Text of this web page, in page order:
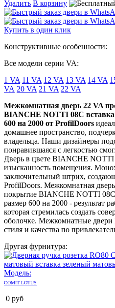
Удалить В корзину
Купить в один клик
Конструктивные особенности:
Все модели серии VA:
1 VA 11 VA 12 VA 13 VA 14 VA
VA 20 VA 21 VA 22 VA
Межкомнатная дверь 22 VA
BIANCHE NOTTI 08C
600 на 2000 от ProfilDoors
домашнее пространство,
владельца. Наши дизайнеры
понравившаяся с легкостью
Дверь в цвете BIANCHE NOTTI
изысканность помещения.
заключительный штрих,
ProfilDoors. Межкомнатная
покрытие BIANCHE NOTTI
размер 600 на 2000 - результат
которая стремилась создать
оболочке. Межкомнатные двери
стиля и качества по
Другая фурнитура:
Модель:
COMIT LOTUS
0 руб